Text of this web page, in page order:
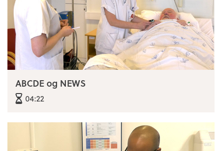
ABCDE og NEWS
04:22